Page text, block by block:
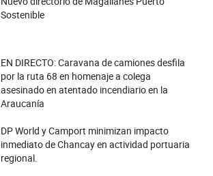
Sostenible
EN DIRECTO: Caravana de camiones desfila
por la ruta 68 en homenaje a colega
asesinado en atentado incendiario en la
Araucanía
DP World y Camport minimizan impacto
inmediato de Chancay en actividad portuaria
regional.